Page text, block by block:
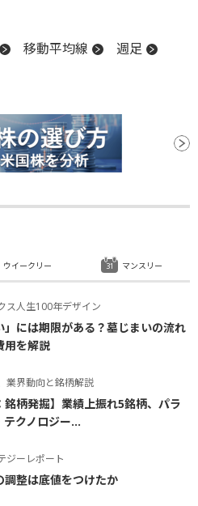
移動平均線
週足
ス人生100年デザイン
」には期限がある？墓じまいの流れ
用を解説
業界動向と銘柄解説
銘柄発掘】業績上振れ5銘柄、パラ
テクノロジー...
ジーレポート
調整は底値をつけたか
ウイークリー マンスリー